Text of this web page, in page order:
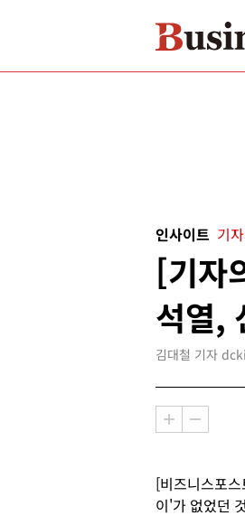
인사이트 기
[기자
석열,
김대철 기자
[비즈니스포
이'가 없었던